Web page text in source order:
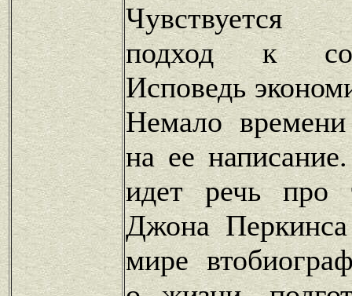
Чувствуется
подход к
Исповедь
Немало
на ее
идет речь про
Джона
мире